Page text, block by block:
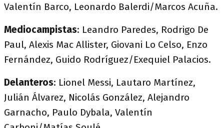
Valentín Barco, Leonardo Balerdi/Marcos Acuña.
Mediocampistas: Leandro Paredes, Rodrigo De
Paul, Alexis Mac Allister, Giovani Lo Celso, Enzo
Fernández, Guido Rodríguez/Exequiel Palacios.
Delanteros: Lionel Messi, Lautaro Martínez,
Julián Álvarez, Nicolás González, Alejandro
Garnacho, Paulo Dybala, Valentín